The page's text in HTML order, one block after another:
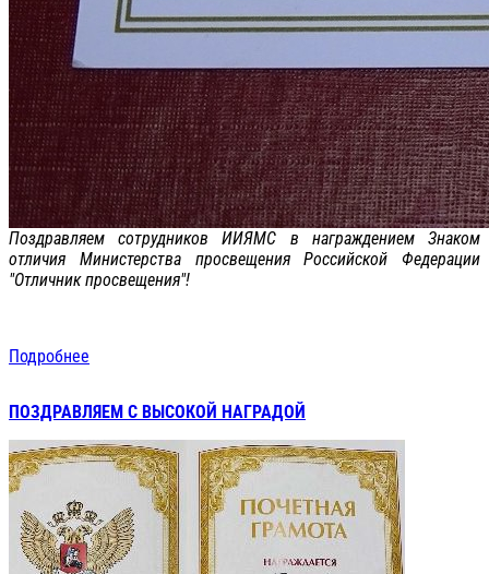
Поздравляем сотрудников ИИЯМС в награждением Знаком
отличия Министерства просвещения Российской Федерации
"Отличник просвещения"!
Подробнее
ПОЗДРАВЛЯЕМ С ВЫСОКОЙ НАГРАДОЙ